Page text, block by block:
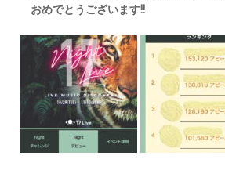
おめでとうございます!!